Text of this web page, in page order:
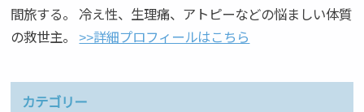
間旅する。 冷え性、生理痛、アトピーなどの悩ましい体質
の救世主。>>詳細プロフィールはこちら
カテゴリー